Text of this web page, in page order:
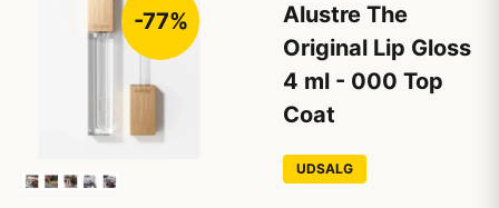
-77%
Alustre The
Original Lip Gloss
4 ml - 000 Top
Coat
UDSALG